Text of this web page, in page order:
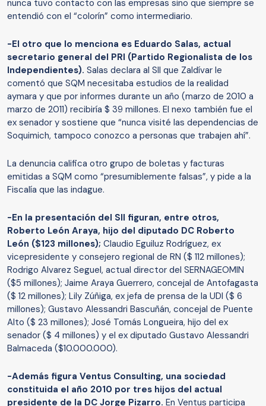
nunca tuvo contacto con las empresas sino que siempre se
entendió con el “colorín” como intermediario.
-El otro que lo menciona es Eduardo Salas, actual
secretario general del PRI (Partido Regionalista de los
Independientes). Salas declara al SII que Zaldívar le
comentó que SQM necesitaba estudios de la realidad
aymara y que por informes durante un año (marzo de 2010 a
marzo de 2011) recibiría $ 39 millones. El nexo también fue el
ex senador y sostiene que “nunca visité las dependencias de
Soquimich, tampoco conozco a personas que trabajen ahí”.
La denuncia califica otro grupo de boletas y facturas
emitidas a SQM como “presumiblemente falsas”, y pide a la
Fiscalía que las indague.
-En la presentación del SII figuran, entre otros,
Roberto León Araya, hijo del diputado DC Roberto
León ($123 millones); Claudio Eguiluz Rodríguez, ex
vicepresidente y consejero regional de RN ($ 112 millones);
Rodrigo Alvarez Seguel, actual director del SERNAGEOMIN
($5 millones); Jaime Araya Guerrero, concejal de Antofagasta
($ 12 millones); Lily Zúñiga, ex jefa de prensa de la UDI ($ 6
millones); Gustavo Alessandri Bascuñán, concejal de Puente
Alto ($ 23 millones); José Tomás Longueira, hijo del ex
senador ($ 4 millones) y el ex diputado Gustavo Alessandri
Balmaceda ($10.000.000).
-Además figura Ventus Consulting, una sociedad
constituida el año 2010 por tres hijos del actual
presidente de la DC Jorge Pizarro. En Ventus participa